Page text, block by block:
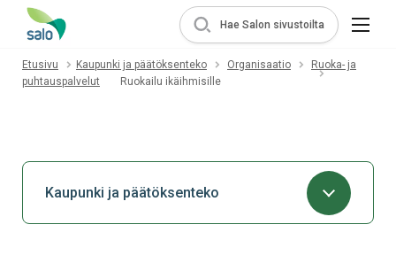
Hae Salon sivustoilta
Etusivu Kaupunki ja päätöksenteko Organisaatio
Ruoka- ja
puhtauspalvelut
Ruokailu ikäihmisille
Kaupunki ja päätöksenteko